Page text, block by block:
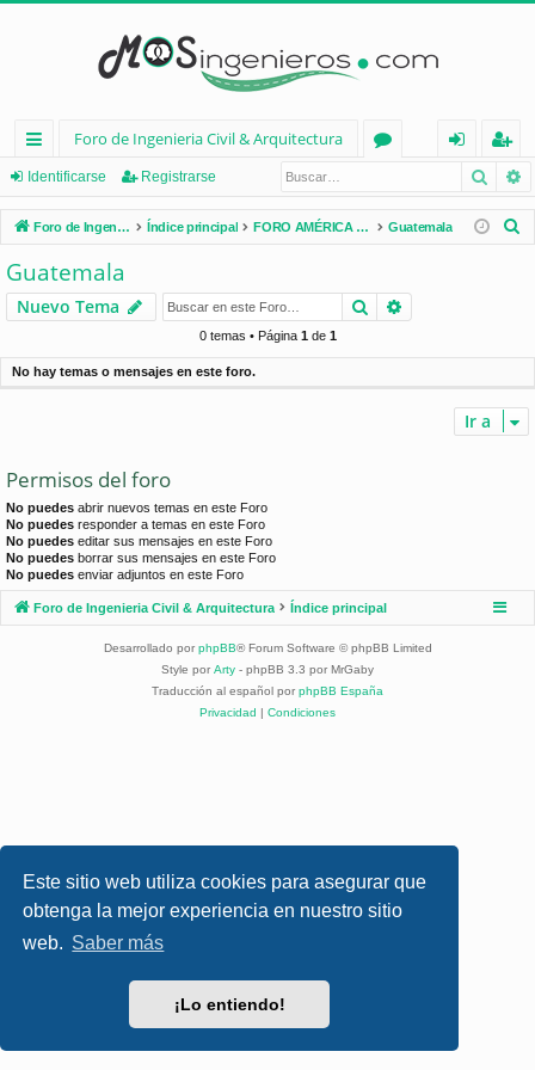
Este sitio web utiliza cookies para asegurar que
obtenga la mejor experiencia en nuestro sitio
web. Saber más
¡Lo entiendo!
nl
ac
es
rá
pi
d
Foro de Ingenieria Civil & Arquitectura
os
nt
ifi
e
eg
ist
ra
Identificarse Registrarse
Foro de Ingenieria Civil & Arquitectura Índice principal FORO AMÉRICA LATINA Guatemala
r
Guatemala
Nuevo Tema Buscar
0 temas • Página 1de 1
No hay temas o mensajes en este foro.
Ir a
Permisos del foro
No puedes abrir nuevos temas en este Foro
No puedes responder a temas en este Foro
No puedes editar sus mensajes en este Foro
No puedes borrar sus mensajes en este Foro
No puedes enviar adjuntos en este Foro
Foro de Ingenieria Civil & Arquitectura Índice principal
Desarrollado por phpBB® Forum Software © phpBB Limited
Style por Arty - phpBB 3.3 por MrGaby
Traducción al español por phpBB España
Privacidad | Condiciones